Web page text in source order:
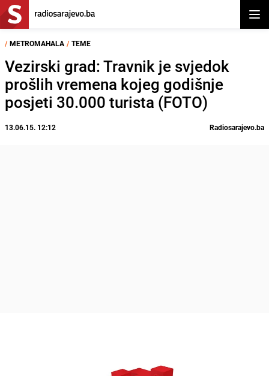
/ METROMAHALA / TEME
Vezirski grad: Travnik je svjedok
prošlih vremena kojeg godišnje
posjeti 30.000 turista (FOTO)
13.06.15. 12:12 Radiosarajevo.ba